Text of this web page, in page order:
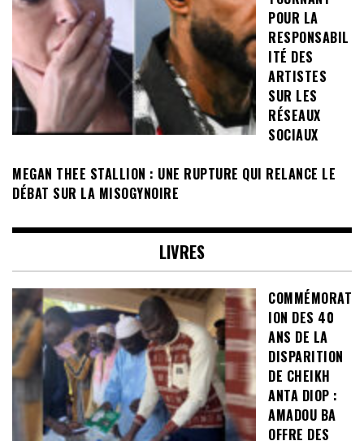
POUR LA
RESPONSABIL
ITÉ DES
ARTISTES
SUR LES
RÉSEAUX
SOCIAUX
MEGAN THEE STALLION : UNE RUPTURE QUI RELANCE LE
DÉBAT SUR LA MISOGYNOIRE
LIVRES
COMMÉMORAT
ION DES 40
ANS DE LA
DISPARITION
DE CHEIKH
ANTA DIOP :
AMADOU BA
OFFRE DES